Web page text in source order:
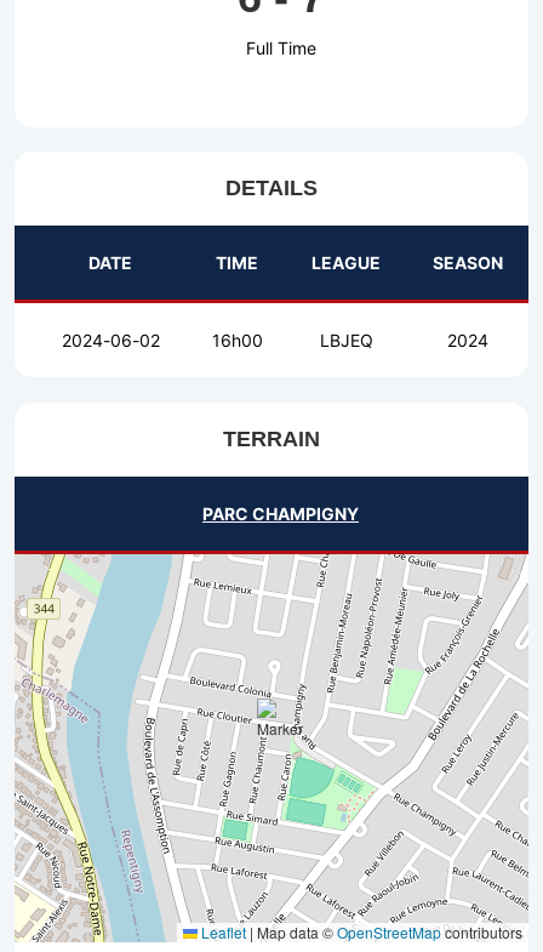
Full Time
DETAILS
DATE TIME LEAGUE SEASON
2024-06-02 16h00 LBJEQ 2024
TERRAIN
PARC CHAMPIGNY
Leaflet | Map data ©OpenStreetMapcontributors